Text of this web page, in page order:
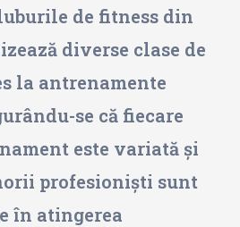
de fitness din
diverse clase de
la antrenamente
se că fiecare
este variată și
profesioniști sunt
în atingerea